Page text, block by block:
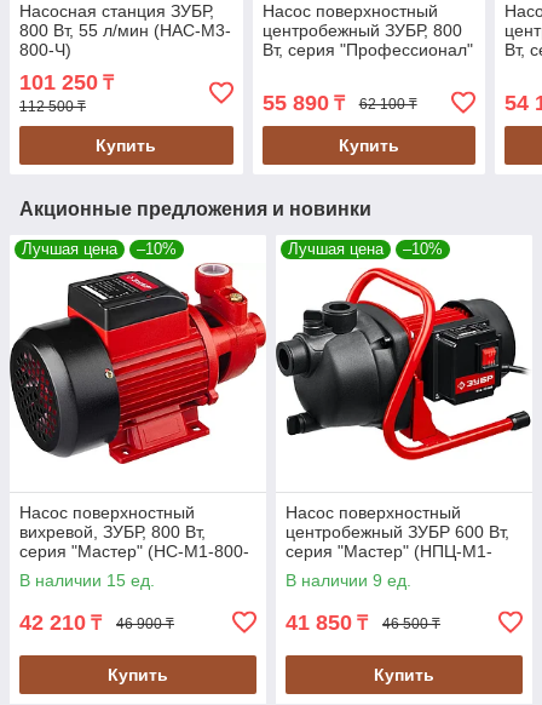
Насосная станция ЗУБР,
800 Вт, 55 л/мин (НАС-М3-
800-Ч)
101 250 ₸
112 500 ₸
Купить
Насос поверхностный
центробежный ЗУБР, 800
Вт, серия "Профессионал"
55 890₸ 62 100 ₸
Купить
Вт,
54
Акционные предложения и новинки
Лучшая цена –10%
Насос поверхностный
вихревой, ЗУБР, 800 Вт,
серия "Мастер" (НС-М1-800-
Ч)
В наличии 15 ед.
42 210 ₸ 46 900 ₸
Купить
Лучшая цена –10%
Насос поверхностный
центробежный ЗУБР 600 Вт,
серия "Мастер" (НПЦ-М1-
600)
В наличии 9 ед.
41 850 ₸ 46 500 ₸
Купить